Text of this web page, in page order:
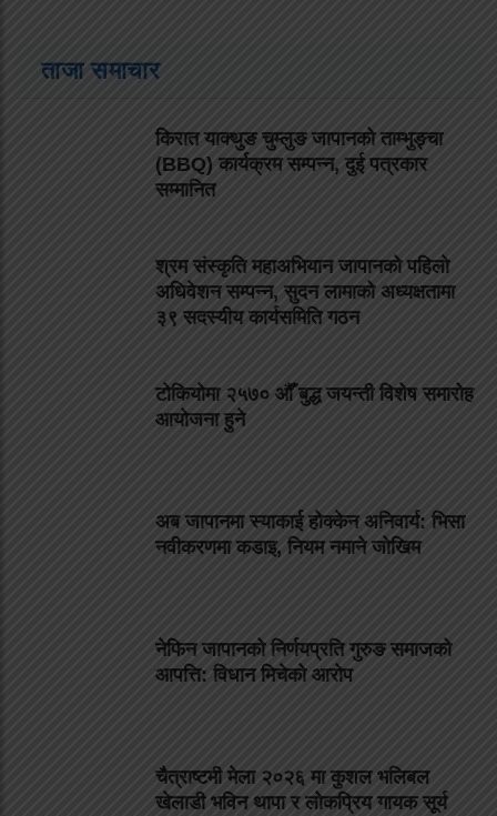
ताजा समाचार
किरात याक्थुङ चुम्लुङ जापानको ताम्भुङ्चा
(BBQ) कार्यक्रम सम्पन्न, दुई पत्रकार
सम्मानित
श्रम संस्कृति महाअभियान जापानको पहिलो
अधिवेशन सम्पन्न, सुदन लामाको अध्यक्षतामा
३९ सदस्यीय कार्यसमिति गठन
टोकियोमा २५७० औँ बुद्ध जयन्ती विशेष समारोह
आयोजना हुने
अब जापानमा स्याकाई होक्केन अनिवार्य: भिसा
नवीकरणमा कडाइ, नियम नमाने जोखिम
नेफिन जापानको निर्णयप्रति गुरुङ समाजको
आपत्ति: विधान मिचेको आरोप
चैत्राष्टमी मेला २०२६ मा कुशल भलिबल
खेलाडी भविन थापा र लोकप्रिय गायक सूर्य